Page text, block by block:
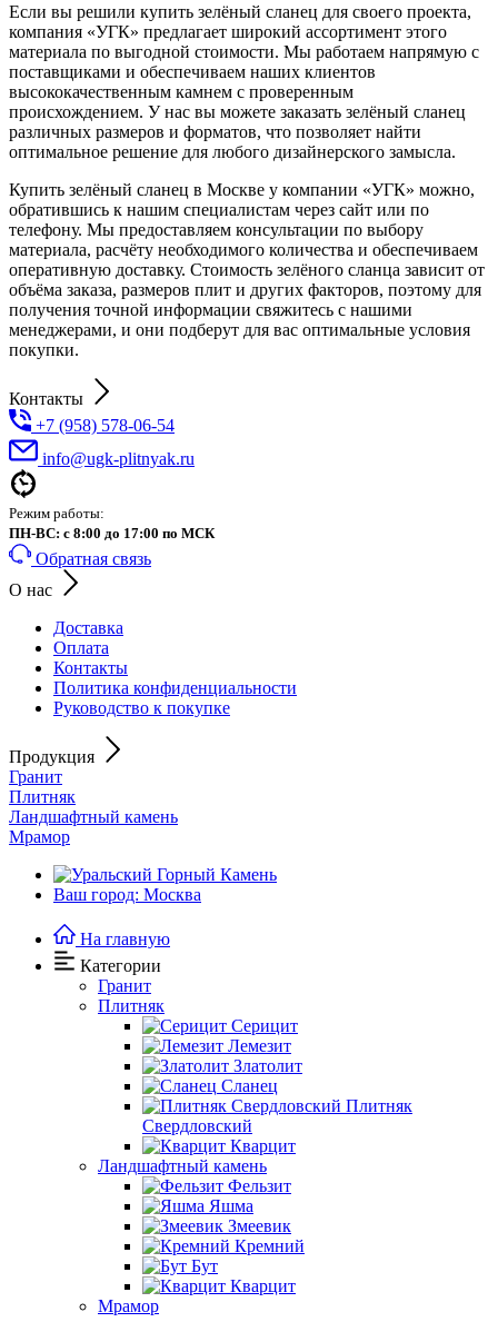
Если вы решили купить зелёный сланец для своего проекта,
компания «УГК» предлагает широкий ассортимент этого
материала по выгодной стоимости. Мы работаем напрямую с
поставщиками и обеспечиваем наших клиентов
высококачественным камнем с проверенным
происхождением. У нас вы можете заказать зелёный сланец
различных размеров и форматов, что позволяет найти
оптимальное решение для любого дизайнерского замысла.
Купить зелёный сланец в Москве у компании «УГК» можно,
обратившись к нашим специалистам через сайт или по
телефону. Мы предоставляем консультации по выбору
материала, расчёту необходимого количества и обеспечиваем
оперативную доставку. Стоимость зелёного сланца зависит от
объёма заказа, размеров плит и других факторов, поэтому для
получения точной информации свяжитесь с нашими
менеджерами, и они подберут для вас оптимальные условия
покупки.
Контакты
+7 (958) 578-06-54
info@ugk-plitnyak.ru
Режим работы:
ПН-ВС: с 8:00 до 17:00 по МСК
Обратная связь
О нас
Доставка
Оплата
Контакты
Политика конфиденциальности
Руководство к покупке
Продукция
Гранит
Плитняк
Ландшафтный камень
Мрамор
Ваш город: Москва
На главную
Категории
Гранит
Плитняк
Серицит
Лемезит
Златолит
Сланец
Плитняк
Свердловский
Кварцит
Ландшафтный камень
Фельзит
Яшма
Змеевик
Кремний
Бут
Кварцит
Мрамор